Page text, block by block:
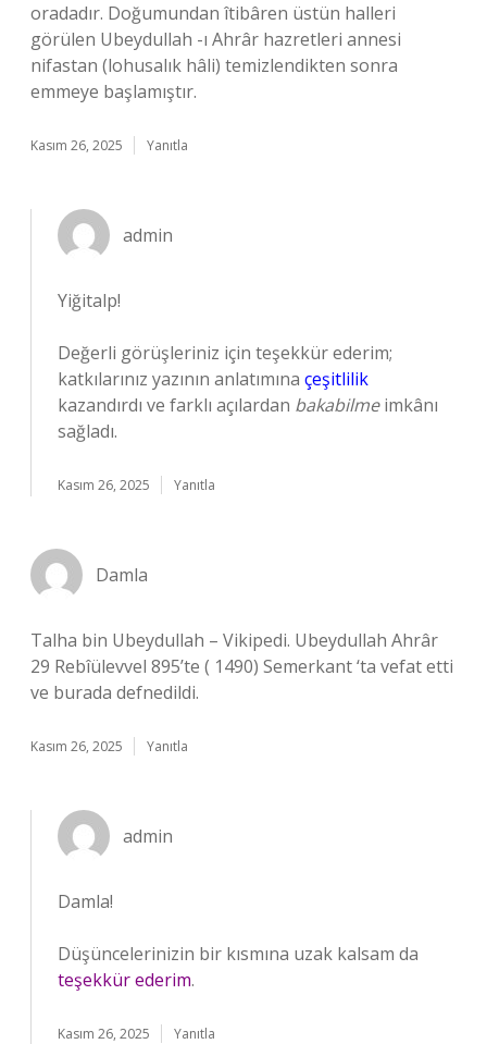
oradadır. Doğumundan îtibâren üstün halleri
görülen Ubeydullah -ı Ahrâr hazretleri annesi
nifastan (lohusalık hâli) temizlendikten sonra
emmeye başlamıştır.
Kasım 26, 2025 Yanıtla
admin
Yiğitalp!
Değerli görüşleriniz için teşekkür ederim;
katkılarınız yazının anlatımına çeşitlilik
kazandırdı ve farklı açılardan bakabilmeimkânı
sağladı.
Kasım 26, 2025 Yanıtla
Damla
Talha bin Ubeydullah – Vikipedi. Ubeydullah Ahrâr
29 Rebîülevvel 895’te ( 1490) Semerkant ‘ta vefat etti
ve burada defnedildi.
Kasım 26, 2025 Yanıtla
admin
Damla!
Düşüncelerinizin bir kısmına uzak kalsam da
teşekkür ederim.
Kasım 26, 2025 Yanıtla